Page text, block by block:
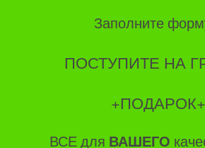
Заполните
ПОСТУПИТЕ НА
+ПОДАРОК+
ВСЕ для ВАШЕГО